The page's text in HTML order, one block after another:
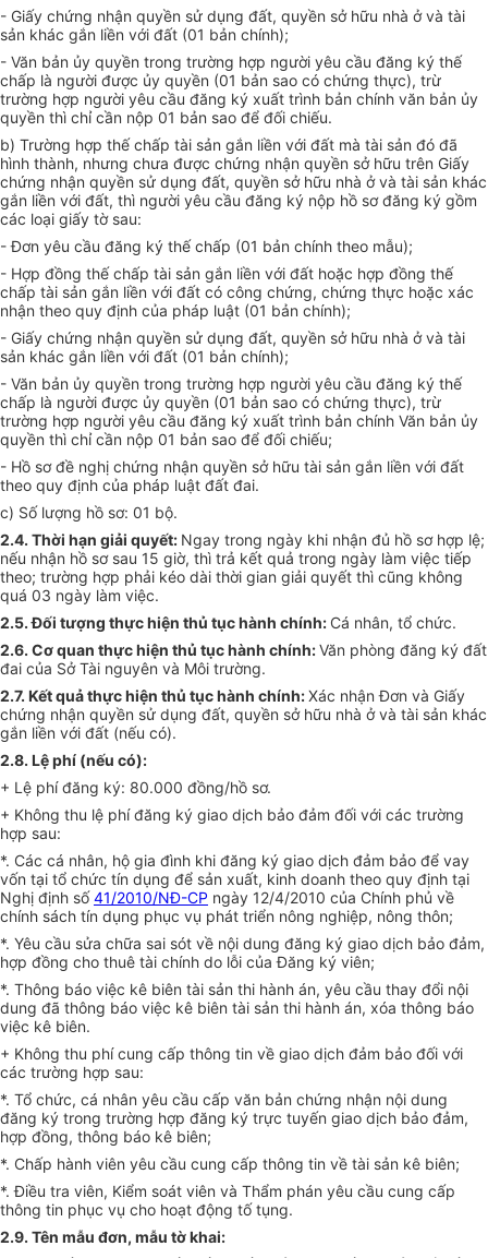
- Giấy chứng nhận quyền sử dụng đất, quyền sở hữu nhà ở và tài
sản khác gắn liền với đất (01 bản chính);
- Văn bản ủy quyền trong trường hợp người yêu cầu đăng ký thế
chấp là người được ủy quyền (01 bản sao có chứng thực), trừ
trường hợp người yêu cầu đăng ký xuất trình bản chính văn bản ủy
quyền thì chỉ cần nộp 01 bản sao để đối chiếu.
b) Trường hợp thế chấp tài sản gắn liền với đất mà tài sản đó đã
hình thành, nhưng chưa được chứng nhận quyền sở hữu trên Giấy
chứng nhận quyền sử dụng đất, quyền sở hữu nhà ở và tài sản khác
gắn liền với đất, thì người yêu cầu đăng ký nộp hồ sơ đăng ký gồm
các loại giấy tờ sau:
- Đơn yêu cầu đăng ký thế chấp (01 bản chính theo mẫu);
- Hợp đồng thế chấp tài sản gắn liền với đất hoặc hợp đồng thế
chấp tài sản gắn liền với đất có công chứng, chứng thực hoặc xác
nhận theo quy định của pháp luật (01 bản chính);
- Giấy chứng nhận quyền sử dụng đất, quyền sở hữu nhà ở và tài
sản khác gắn liền với đất (01 bản chính);
- Văn bản ủy quyền trong trường hợp người yêu cầu đăng ký thế
chấp là người được ủy quyền (01 bản sao có chứng thực), trừ
trường hợp người yêu cầu đăng ký xuất trình bản chính Văn bản ủy
quyền thì chỉ cần nộp 01 bản sao để đối chiếu;
- Hồ sơ đề nghị chứng nhận quyền sở hữu tài sản gắn liền với đất
theo quy định của pháp luật đất đai.
c) Số lượng hồ sơ: 01 bộ.
2.4. Thời hạn giải quyết: Ngay trong ngày khi nhận đủ hồ sơ hợp lệ;
nếu nhận hồ sơ sau 15 giờ, thì trả kết quả trong ngày làm việc tiếp
theo; trường hợp phải kéo dài thời gian giải quyết thì cũng không
quá 03 ngày làm việc.
2.5. Đối tượng thực hiện thủ tục hành chính: Cá nhân, tổ chức.
2.6. Cơ quan thực hiện thủ tục hành chính:Văn phòng đăng ký đất
đai của Sở Tài nguyên và Môi trường.
2.7. Kết quả thực hiện thủ tục hành chính:Xác nhận Đơn và Giấy
chứng nhận quyền sử dụng đất, quyền sở hữu nhà ở và tài sản khác
gắn liền với đất (nếu có).
2.8. Lệ phí (nếu có):
+ Lệ phí đăng ký: 80.000 đồng/hồ sơ.
+ Không thu lệ phí đăng ký giao dịch bảo đảm đối với các trường
hợp sau:
*. Các cá nhân, hộ gia đình khi đăng ký giao dịch đảm bảo để vay
vốn tại tổ chức tín dụng để sản xuất, kinh doanh theo quy định tại
Nghị định số41/2010/NĐ-CP ngày 12/4/2010 của Chính phủ về
chính sách tín dụng phục vụ phát triển nông nghiệp, nông thôn;
*. Yêu cầu sửa chữa sai sót về nội dung đăng ký giao dịch bảo đảm,
hợp đồng cho thuê tài chính do lỗi của Đăng ký viên;
*. Thông báo việc kê biên tài sản thi hành án, yêu cầu thay đổi nội
dung đã thông báo việc kê biên tài sản thi hành án, xóa thông báo
việc kê biên.
+ Không thu phí cung cấp thông tin về giao dịch đảm bảo đối với
các trường hợp sau:
*. Tổ chức, cá nhân yêu cầu cấp văn bản chứng nhận nội dung
đăng ký trong trường hợp đăng ký trực tuyến giao dịch bảo đảm,
hợp đồng, thông báo kê biên;
*. Chấp hành viên yêu cầu cung cấp thông tin về tài sản kê biên;
*. Điều tra viên, Kiểm soát viên và Thẩm phán yêu cầu cung cấp
thông tin phục vụ cho hoạt động tố tụng.
2.9. Tên mẫu đơn, mẫu tờ khai: